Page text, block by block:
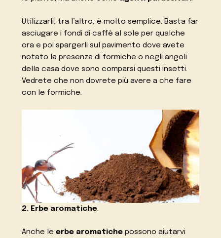
Utilizzarli, tra l’altro, è molto semplice. Basta far
asciugare i fondi di caffè al sole per qualche
ora e poi spargerli sul pavimento dove avete
notato la presenza di formiche o negli angoli
della casa dove sono comparsi questi insetti.
Vedrete che non dovrete più avere a che fare
con le formiche.
2. Erbe aromatiche.
Anche le erbe aromatiche possono aiutarvi